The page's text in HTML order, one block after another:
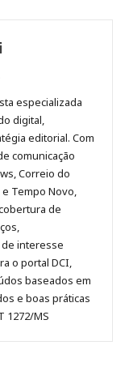
de especializada
digital,
editorial. Com
comunicação
Correio do
e Tempo Novo,
de
interesse
o portal DCI,
baseados em
e boas práticas
1272/MS